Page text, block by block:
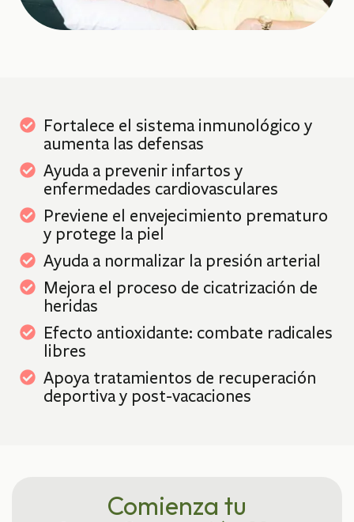
Fortalece el sistema inmunológico y
aumenta las defensas
Ayuda a prevenir infartos y
enfermedades cardiovasculares
Previene el envejecimiento prematuro
y protege la piel
Ayuda a normalizar la presión arterial
Mejora el proceso de cicatrización de
heridas
Efecto antioxidante: combate radicales
libres
Apoya tratamientos de recuperación
deportiva y post-vacaciones
Comienza tu